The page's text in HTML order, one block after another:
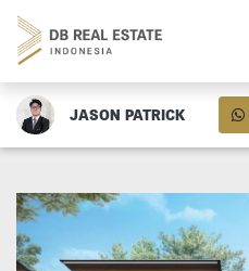
JASON PATRICK